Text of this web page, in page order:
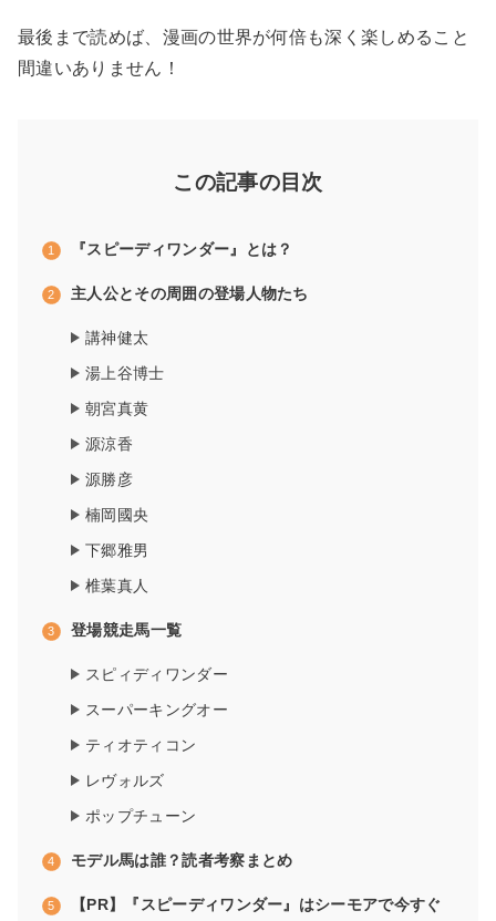
最後まで読めば、漫画の世界が何倍も深く楽しめること
間違いありません！
この記事の目次
『スピーディワンダー』とは？
主人公とその周囲の登場人物たち
講神健太
湯上谷博士
朝宮真黄
源涼香
源勝彦
楠岡國央
下郷雅男
椎葉真人
登場競走馬一覧
スピィディワンダー
スーパーキングオー
ティオティコン
レヴォルズ
ポップチューン
モデル馬は誰？読者考察まとめ
【PR】『スピーディワンダー』はシーモアで今すぐ